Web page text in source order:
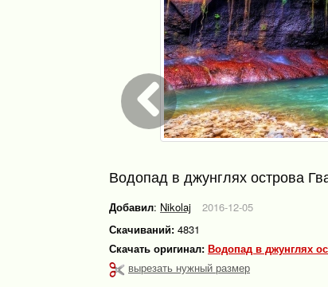
Водопад в джунглях острова
Добавил: Nikolaj
2016-12-05
Скачиваний: 4831
Скачать оригинал:
Водопад в джунглях
вырезать нужный размер